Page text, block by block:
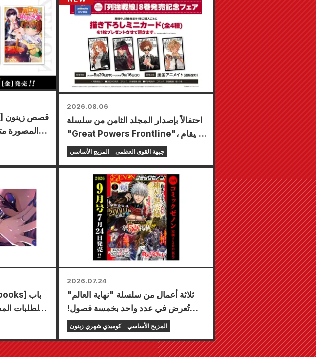
2026.08.06
احتفالاً بإصدار المجلد الثامن من سلسلة
"Great Powers Frontline"، سيقام
معرض لفترة محدودة في متاجر
Animate في جميع أنحاء البلاد ابتداءً
من 20 أغسطس، حيث يمكنك الحصول
أنواع إجمالاً)!
المزيج الأساسي جبهة القوى العظمى
الطلبات
فويوكي
2026.07.24
ثلاثة أعمال من سلسلة "نهاية العالم"
تُعرض في عدد واحد بخمسة فصول!
يُطرح العدد الشهري من مجلة "كوميك
24 يوليو!
كوميدي شهري زينون المزيج الأساسي